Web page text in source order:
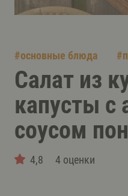
#основные блюда #
Салат из
капусты с
соусом
4,8 4 оценки